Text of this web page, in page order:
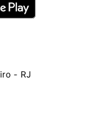
- RJ